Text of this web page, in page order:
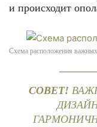
и происходит
Схема расположения
СОВЕТ!